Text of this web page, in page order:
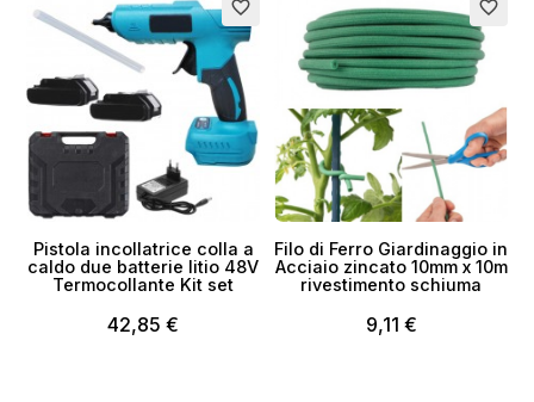
favorite_border
Pistola incollatrice colla a
caldo due batterie litio 48V
Termocollante Kit set
42,85 €
favorite_border
Filo di Ferro Giardinaggio in
Acciaio zincato 10mm x 10m
rivestimento schiuma
9,11 €